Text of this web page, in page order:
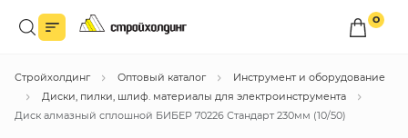
0
Войдите в личный кабинет
Вы сможете оформлять заказыпо оптовым ценам.
Стройхолдинг Оптовый каталог
Инструмент и оборудование
Диски, пилки, шлиф. материалы для электроинструмента
Диск алмазный сплошной БИБЕР 70226 Стандарт 230мм (10/50)